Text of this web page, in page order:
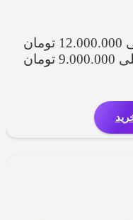
قیمت اصلی 12.000.000 تومان
قیمت فعلی 9.000.000 تومان